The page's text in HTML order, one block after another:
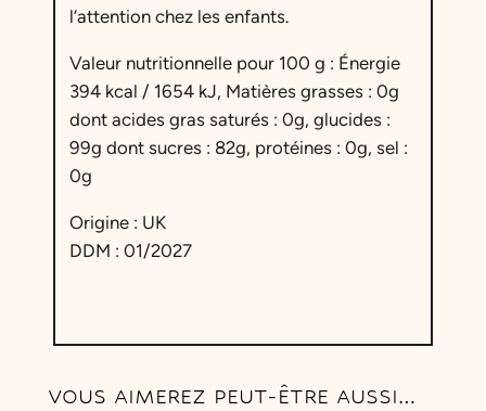
o
l
a
l’attention chez les enfants.
Valeur nutritionnelle pour 100 g : Énergie
394 kcal / 1654 kJ, Matières grasses : 0g
dont acides gras saturés : 0g, glucides :
99g dont sucres : 82g, protéines : 0g, sel :
0g
Origine : UK
DDM : 01/2027
VOUS AIMEREZ PEUT-ÊTRE AUSSI…